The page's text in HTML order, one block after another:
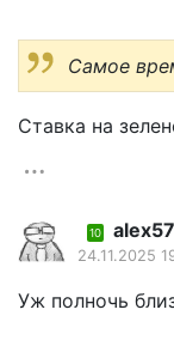
Самое
Ставка на
10 alex57
24.11.2025
Уж полночь